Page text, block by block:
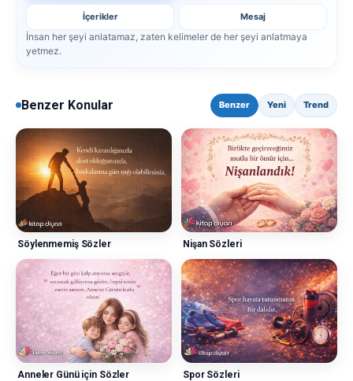
İçerikler Mesaj
İnsan her şeyi anlatamaz, zaten kelimeler de her şeyi anlatmaya
yetmez.
Benzer Konular Benzer Yeni Trend
Söylenmemiş Sözler Nişan Sözleri
Anneler Günü için Sözler Spor Sözleri